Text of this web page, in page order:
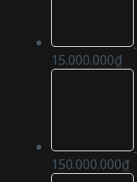
15.000.000₫
150.000.000₫